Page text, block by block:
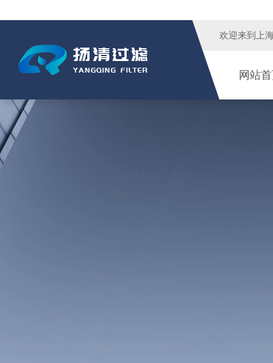
欢迎来到 上
网站